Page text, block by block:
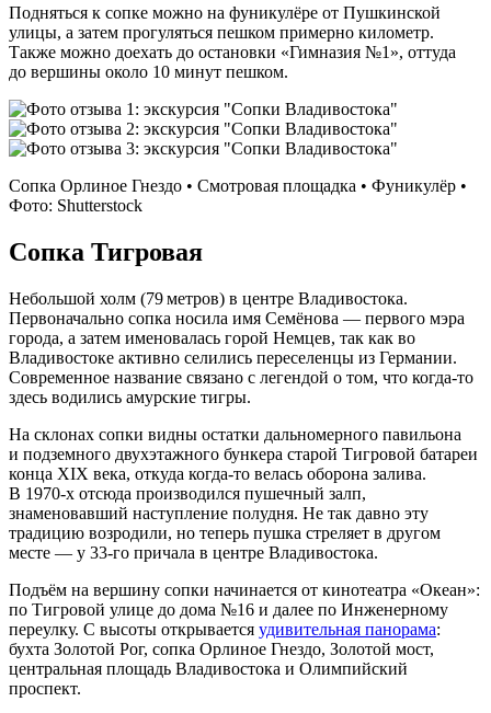
Подняться к сопке можно на фуникулёре от Пушкинской
улицы, а затем прогуляться пешком примерно километр.
Также можно доехать до остановки «Гимназия №1», оттуда
до вершины около 10 минут пешком.
Сопка Орлиное Гнездо • Смотровая площадка • Фуникулёр •
Фото: Shutterstock
Сопка Тигровая
Небольшой холм (79 метров) в центре Владивостока.
Первоначально сопка носила имя Семёнова — первого мэра
города, а затем именовалась горой Немцев, так как во
Владивостоке активно селились переселенцы из Германии.
Современное название связано с легендой о том, что когда‑то
здесь водились амурские тигры.
На склонах сопки видны остатки дальномерного павильона
и подземного двухэтажного бункера старой Тигровой батареи
конца XIX века, откуда когда‑то велась оборона залива.
В 1970‑х отсюда производился пушечный залп,
знаменовавший наступление полудня. Не так давно эту
традицию возродили, но теперь пушка стреляет в другом
месте — у 33‑го причала в центре Владивостока.
Подъём на вершину сопки начинается от кинотеатра «Океан»:
по Тигровой улице до дома №16 и далее по Инженерному
переулку. С высоты открывается удивительная панорама:
бухта Золотой Рог, сопка Орлиное Гнездо, Золотой мост,
центральная площадь Владивостока и Олимпийский
проспект.